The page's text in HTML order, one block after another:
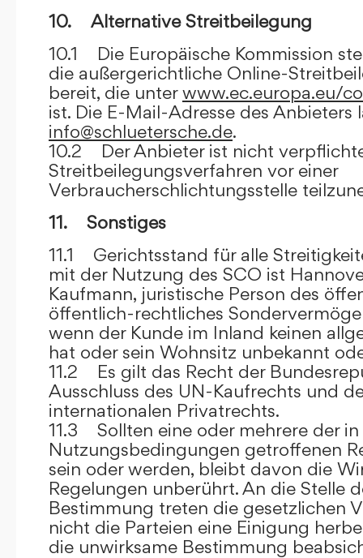
10. Alternative Streitbeilegung
10.1 Die Europäische Kommission
die außergerichtliche Online-
bereit, die unterwww.ec.europa.eu/
ist. Die E-Mail-Adresse des Anbieters
info@schluetersche.de.
10.2 Der Anbieter ist nicht
Streitbeilegungsverfahren vor einer
Verbraucherschlichtungsstelle
11. Sonstiges
11.1 Gerichtsstand für alle
mit der Nutzung des SCO ist
Kaufmann, juristische Person des
öffentlich-rechtliches
wenn der Kunde im Inland keinen
hat oder sein Wohnsitz unbekannt
11.2 Es gilt das Recht der
Ausschluss des UN-Kaufrechts und
internationalen Privatrechts.
11.3 Sollten eine oder mehrere der in
Nutzungsbedingungen getroffenen
sein oder werden, bleibt davon die
Regelungen unberührt. An die Stelle
Bestimmung treten die gesetzlichen
nicht die Parteien eine Einigung
die unwirksame Bestimmung